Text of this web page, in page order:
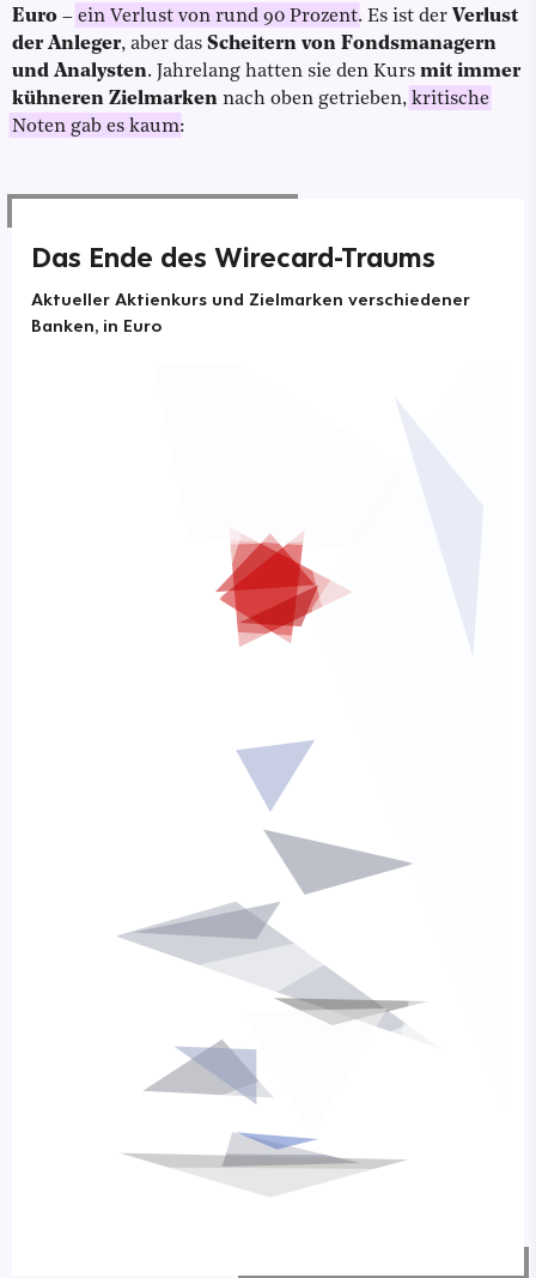
Euro – ein Verlust von rund 90 Prozent. Es ist der Verlust
der Anleger, aber das Scheitern von Fondsmanagern
und Analysten. Jahrelang hatten sie den Kurs mit immer
kühneren Zielmarken nach oben getrieben, kritische
Noten gab es kaum:
Das Ende des Wirecard-Traums
Aktueller Aktienkurs und Zielmarken verschiedener
Banken, in Euro